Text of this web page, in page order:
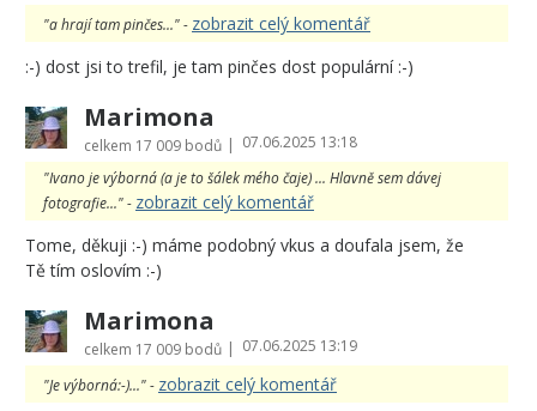
"a hrají tam pinčes..." - zobrazit celý komentář
:-) dost jsi to trefil, je tam pinčes dost populární :-)
Marimona
celkem 17 009 bodů | 07.06.2025 13:18
"Ivano je výborná (a je to šálek mého čaje) ... Hlavně sem dávej
fotografie..." - zobrazit celý komentář
Tome, děkuji :-) máme podobný vkus a doufala jsem, že
Tě tím oslovím :-)
Marimona
celkem 17 009 bodů | 07.06.2025 13:19
"Je výborná:-)..." - zobrazit celý komentář